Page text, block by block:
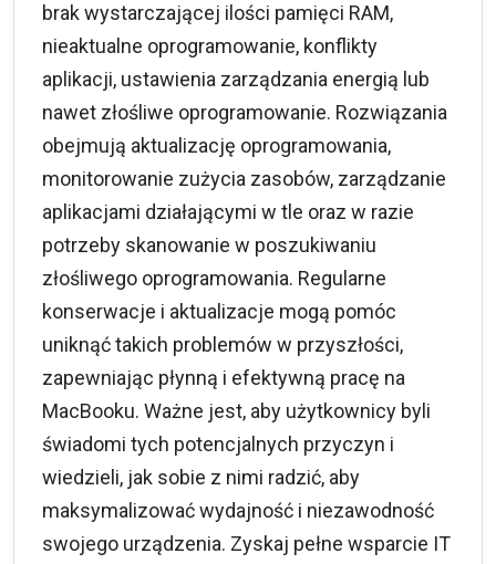
brak wystarczającej ilości pamięci RAM,
nieaktualne oprogramowanie, konflikty
aplikacji, ustawienia zarządzania energią lub
nawet złośliwe oprogramowanie. Rozwiązania
obejmują aktualizację oprogramowania,
monitorowanie zużycia zasobów, zarządzanie
aplikacjami działającymi w tle oraz w razie
potrzeby skanowanie w poszukiwaniu
złośliwego oprogramowania. Regularne
konserwacje i aktualizacje mogą pomóc
uniknąć takich problemów w przyszłości,
zapewniając płynną i efektywną pracę na
MacBooku. Ważne jest, aby użytkownicy byli
świadomi tych potencjalnych przyczyn i
wiedzieli, jak sobie z nimi radzić, aby
maksymalizować wydajność i niezawodność
swojego urządzenia. Zyskaj pełne wsparcie IT